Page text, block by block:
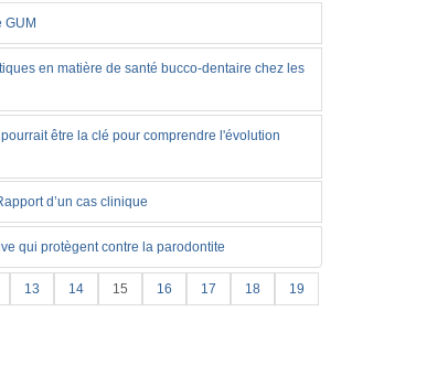
en matière de santé bucco-dentaire chez les
être la clé pour comprendre l'évolution
d’un cas clinique
qui protègent contre la parodontite
13 14 15 16 17 18 19